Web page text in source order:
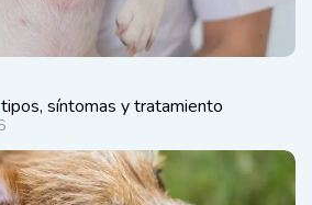
síntomas y tratamiento